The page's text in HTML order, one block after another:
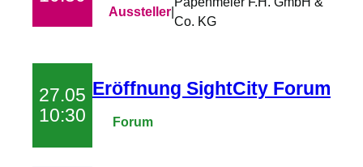
Aussteller|
Co. KG
27.05
10:30
Eröffnung SightCity Forum
Forum